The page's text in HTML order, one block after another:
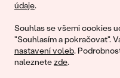
údaje.
Souhlas se všemi cookies
"Souhlasím a pokračovat".
nastavení voleb.
naleznetezde.
© 2011 - 2026, Eppi.cz